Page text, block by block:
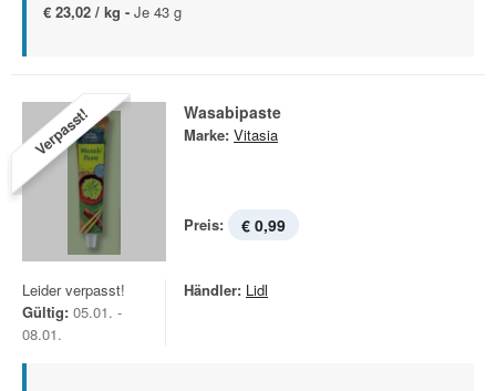
€ 23,02 / kg - Je 43 g
Verpasst! Wasabipaste
Marke: Vitasia
Preis: € 0,99
Leider verpasst!
Gültig: 05.01. -
08.01.
Händler: Lidl